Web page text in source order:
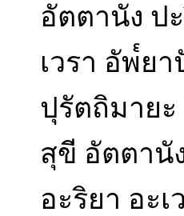
อัตตานัง ป
เวรา อัพ๎ย
ปุรัตถิมาย
สุขี อัตตานั
อะริยา อะ